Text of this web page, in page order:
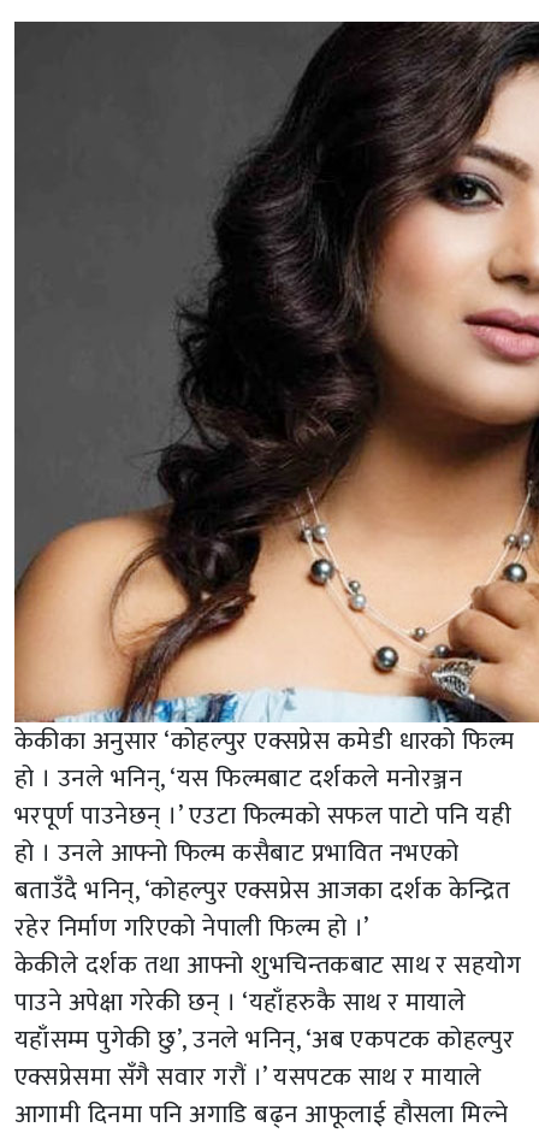
केकीका अनुसार ‘कोहल्पुर एक्सप्रेस कमेडी धारको फिल्म
हो । उनले भनिन्, ‘यस फिल्मबाट दर्शकले मनोरञ्जन
भरपूर्ण पाउनेछन् ।’ एउटा फिल्मको सफल पाटो पनि यही
हो । उनले आफ्नो फिल्म कसैबाट प्रभावित नभएको
बताउँदै भनिन्, ‘कोहल्पुर एक्सप्रेस आजका दर्शक केन्द्रित
रहेर निर्माण गरिएको नेपाली फिल्म हो ।’
केकीले दर्शक तथा आफ्नो शुभचिन्तकबाट साथ र सहयोग
पाउने अपेक्षा गरेकी छन् । ‘यहाँहरुकै साथ र मायाले
यहाँसम्म पुगेकी छु’, उनले भनिन्, ‘अब एकपटक कोहल्पुर
एक्सप्रेसमा सँगै सवार गरौं ।’ यसपटक साथ र मायाले
आगामी दिनमा पनि अगाडि बढ्न आफूलाई हौसला मिल्ने